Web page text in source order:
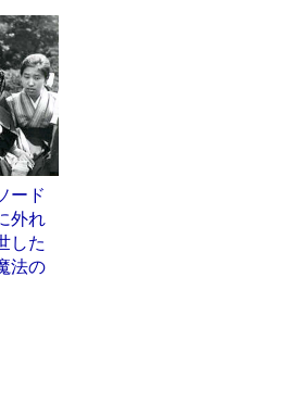
ード
外れ
した
法の